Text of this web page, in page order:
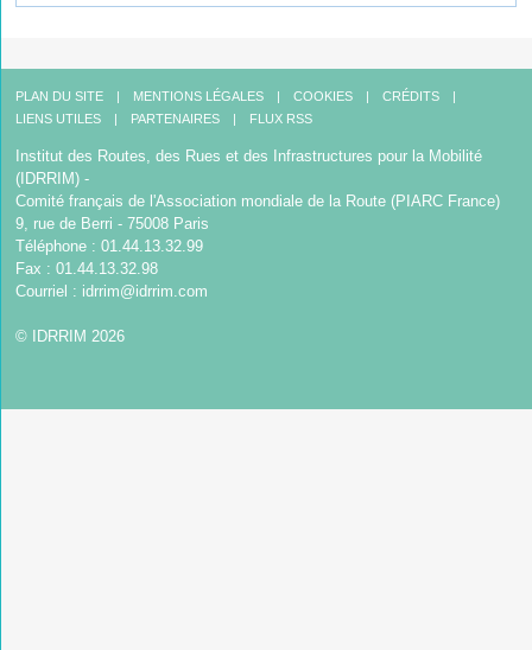
PLAN DU SITE MENTIONS LÉGALES COOKIES
CRÉDITS
LIENS UTILES
PARTENAIRES FLUX RSS
Institut des Routes, des Rues et des Infrastructures pour la Mobilité
(IDRRIM) -
Comité français de l'Association mondiale de la Route (PIARC France)
9, rue de Berri - 75008 Paris
Téléphone : 01.44.13.32.99
Fax : 01.44.13.32.98
Courriel : idrrim@idrrim.com
© IDRRIM 2026